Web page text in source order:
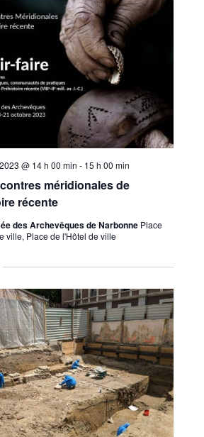
méridionales de
récente
@ 14 h 00 min - 15 h 00 min
des Archevêques de Narbonne Place
ville, Place de l'Hôtel de ville